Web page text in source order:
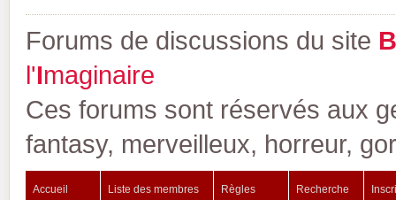
Forums de discussions du site B
l'Imaginaire
Ces forums sont réservés aux
fantasy, merveilleux, horreur,
Accueil Liste des membres Règles Recherche